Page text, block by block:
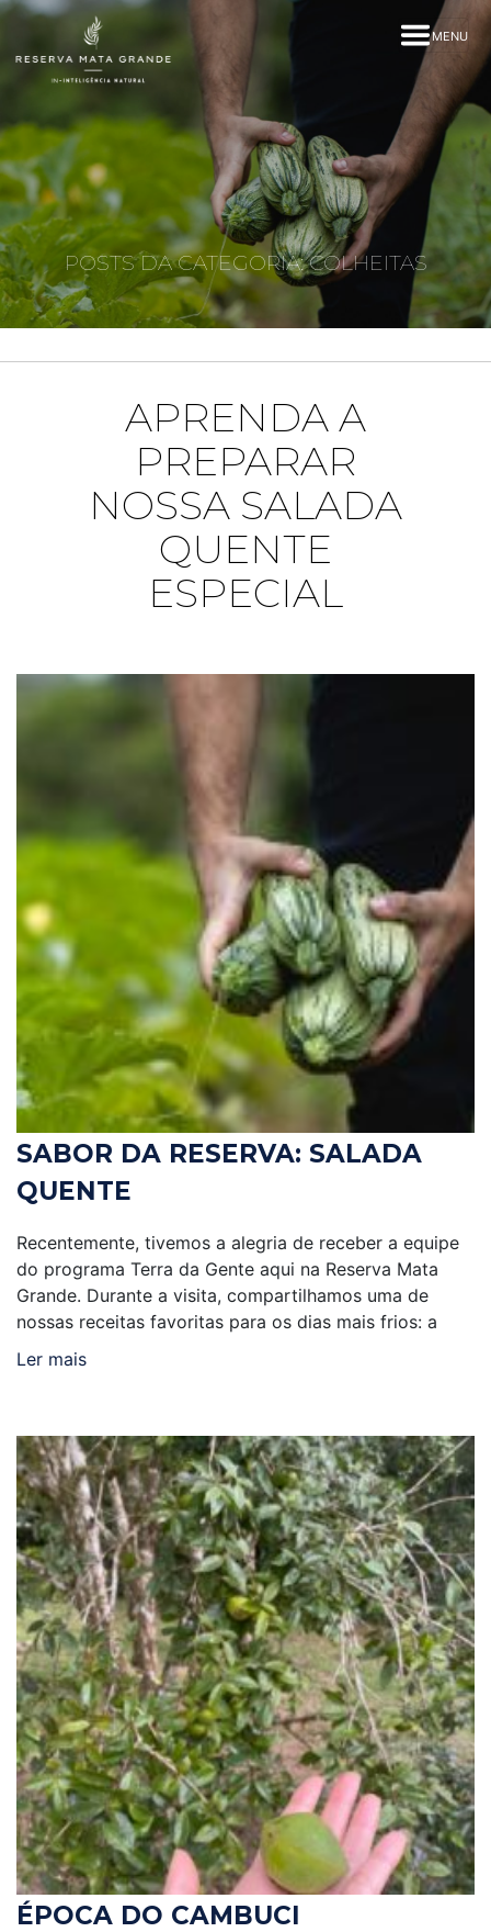
MENU
POSTS DA CATEGORIA: COLHEITAS
APRENDA A
PREPARAR
NOSSA SALADA
QUENTE
ESPECIAL
SABOR DA RESERVA: SALADA
QUENTE
Recentemente, tivemos a alegria de receber a equipe
do programa Terra da Gente aqui na Reserva Mata
Grande. Durante a visita, compartilhamos uma de
nossas receitas favoritas para os dias mais frios: a
Ler mais
ÉPOCA DO CAMBUCI